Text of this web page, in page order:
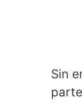
Sin